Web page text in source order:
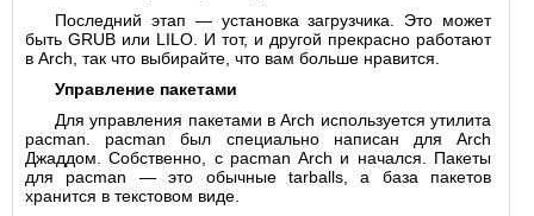
Последний этап — установка загрузчика. Это может
быть GRUB или LILO. И тот, и другой прекрасно работают
в Arch, так что выбирайте, что вам больше нравится.
Управление пакетами
Для управления пакетами в Arch используется утилита
pacman. pacman был специально написан для Arch
Джаддом. Собственно, с pacman Arch и начался. Пакеты
для pacman — это обычные tarballs, а база пакетов
хранится в текстовом виде.